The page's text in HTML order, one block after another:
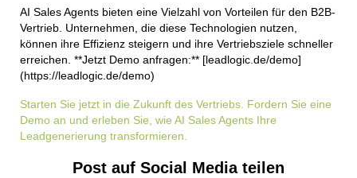
AI Sales Agents bieten eine Vielzahl von Vorteilen für den B2B-
Vertrieb. Unternehmen, die diese Technologien nutzen,
können ihre Effizienz steigern und ihre Vertriebsziele schneller
erreichen. **Jetzt Demo anfragen:** [leadlogic.de/demo]
(https://leadlogic.de/demo)
Starten Sie jetzt in die Zukunft des Vertriebs. Fordern Sie eine
Demo an und erleben Sie, wie AI Sales Agents Ihre
Leadgenerierung transformieren.
Post auf Social Media teilen